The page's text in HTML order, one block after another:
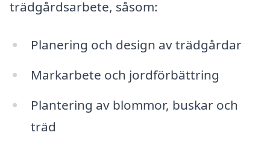
trädgårdsarbete, såsom:
Planering och design av trädgårdar
Markarbete och jordförbättring
Plantering av blommor, buskar och
träd